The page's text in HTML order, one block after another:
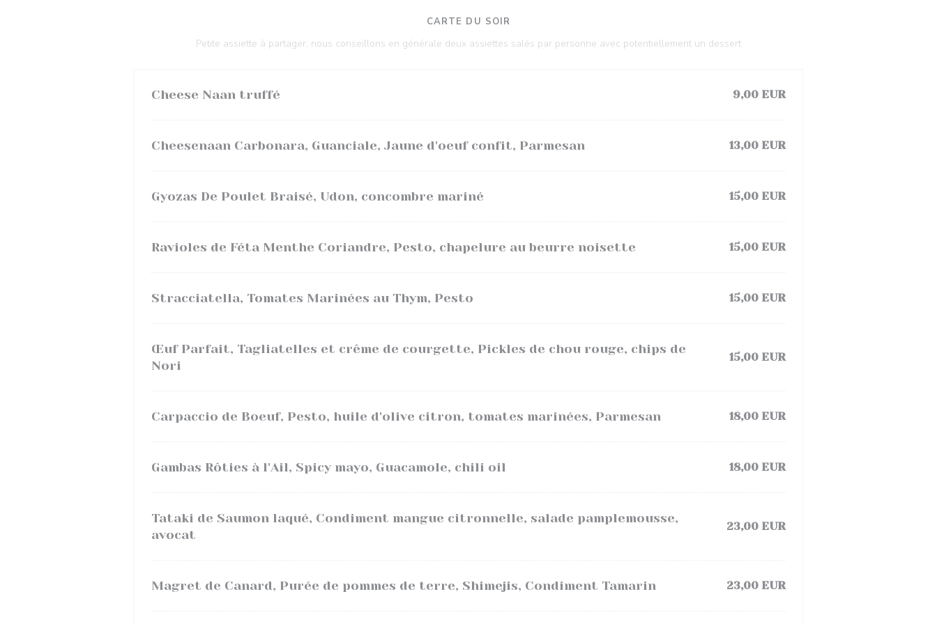
CARTE DU SOIR
Petite assiette à partager, nous conseillons en générale deux assiettes salés par personne avec potentiellement un dessert
Cheese Naan truffé 9,00 EUR
Cheesenaan Carbonara, Guanciale, Jaune d'oeuf confit, Parmesan 13,00 EUR
Gyozas De Poulet Braisé, Udon, concombre mariné 15,00 EUR
Ravioles de Féta Menthe Coriandre, Pesto, chapelure au beurre noisette 15,00 EUR
Stracciatella, Tomates Marinées au Thym, Pesto 15,00 EUR
Œuf Parfait, Tagliatelles et crême de courgette, Pickles de chou rouge, chips de
Nori
15,00 EUR
Carpaccio de Boeuf, Pesto, huile d'olive citron, tomates marinées, Parmesan 18,00 EUR
Gambas Rôties à l'Ail, Spicy mayo, Guacamole, chili oil 18,00 EUR
Tataki de Saumon laqué, Condiment mangue citronnelle, salade pamplemousse,
avocat
23,00 EUR
Magret de Canard, Purée de pommes de terre, Shimejis, Condiment Tamarin 23,00 EUR